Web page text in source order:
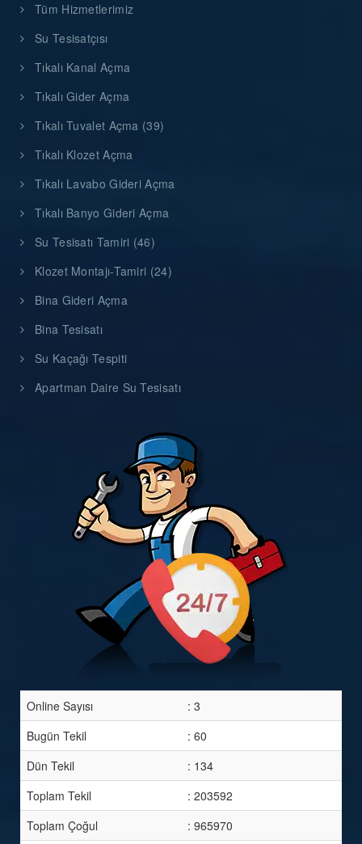
Tüm Hizmetlerimiz
Su Tesisatçısı
Tıkalı Kanal Açma
Tıkalı Gider Açma
Tıkalı Tuvalet Açma (39)
Tıkalı Klozet Açma
Tıkalı Lavabo Gideri Açma
Tıkalı Banyo Gideri Açma
Su Tesisatı Tamiri (46)
Klozet Montajı-Tamiri (24)
Bina Gideri Açma
Bina Tesisatı
Su Kaçağı Tespiti
Apartman Daire Su Tesisatı
Online Sayısı
: 3
Bugün Tekil
: 60
Dün Tekil
: 134
Toplam Tekil
: 203592
Toplam Çoğul
: 965970